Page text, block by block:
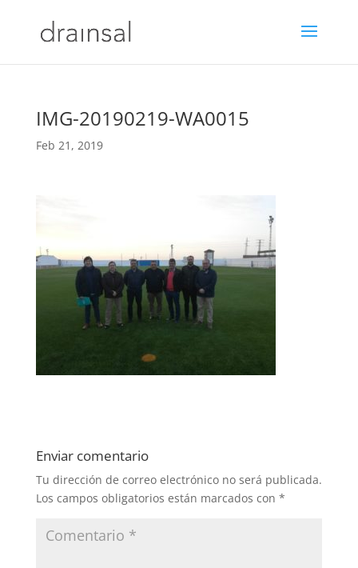
IMG-20190219-WA0015
Feb 21, 2019
Enviar comentario
Tu dirección de correo electrónico no será publicada.
Los campos obligatorios están marcados con *